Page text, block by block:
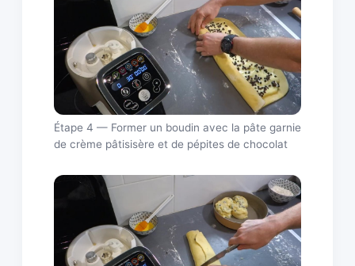
Étape 4 — Former un boudin avec la pâte garnie
de crème pâtisisère et de pépites de chocolat